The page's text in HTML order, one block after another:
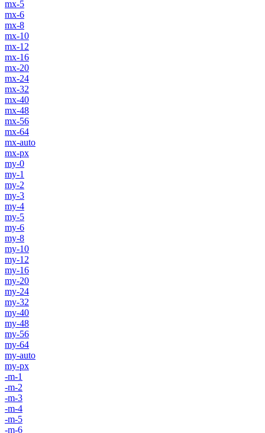
mx-5
mx-6
mx-8
mx-10
mx-12
mx-16
mx-20
mx-24
mx-32
mx-40
mx-48
mx-56
mx-64
mx-auto
mx-px
my-0
my-1
my-2
my-3
my-4
my-5
my-6
my-8
my-10
my-12
my-16
my-20
my-24
my-32
my-40
my-48
my-56
my-64
my-auto
my-px
-m-1
-m-2
-m-3
-m-4
-m-5
-m-6